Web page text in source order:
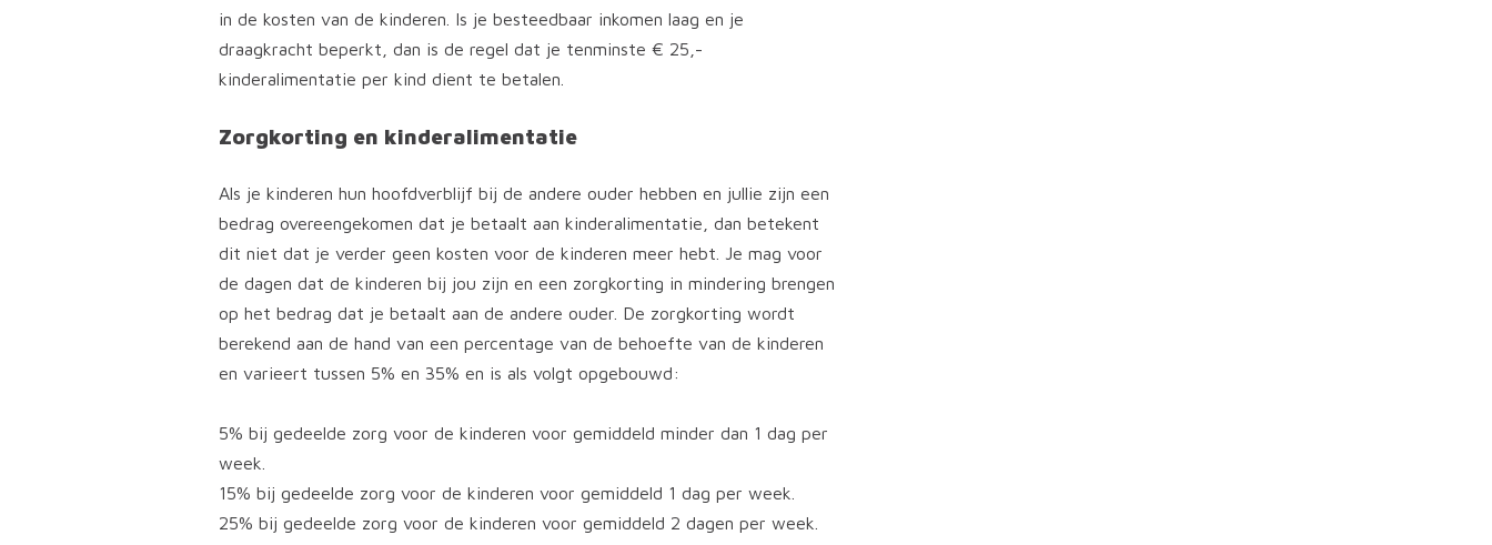
in de kosten van de kinderen. Is je besteedbaar inkomen laag en je
draagkracht beperkt, dan is de regel dat je tenminste € 25,-
kinderalimentatie per kind dient te betalen.
Zorgkorting en kinderalimentatie
Als je kinderen hun hoofdverblijf bij de andere ouder hebben en jullie zijn een
bedrag overeengekomen dat je betaalt aan kinderalimentatie, dan betekent
dit niet dat je verder geen kosten voor de kinderen meer hebt. Je mag voor
de dagen dat de kinderen bij jou zijn en een zorgkorting in mindering brengen
op het bedrag dat je betaalt aan de andere ouder. De zorgkorting wordt
berekend aan de hand van een percentage van de behoefte van de kinderen
en varieert tussen 5% en 35% en is als volgt opgebouwd:
5% bij gedeelde zorg voor de kinderen voor gemiddeld minder dan 1 dag per
week.
15% bij gedeelde zorg voor de kinderen voor gemiddeld 1 dag per week.
25% bij gedeelde zorg voor de kinderen voor gemiddeld 2 dagen per week.